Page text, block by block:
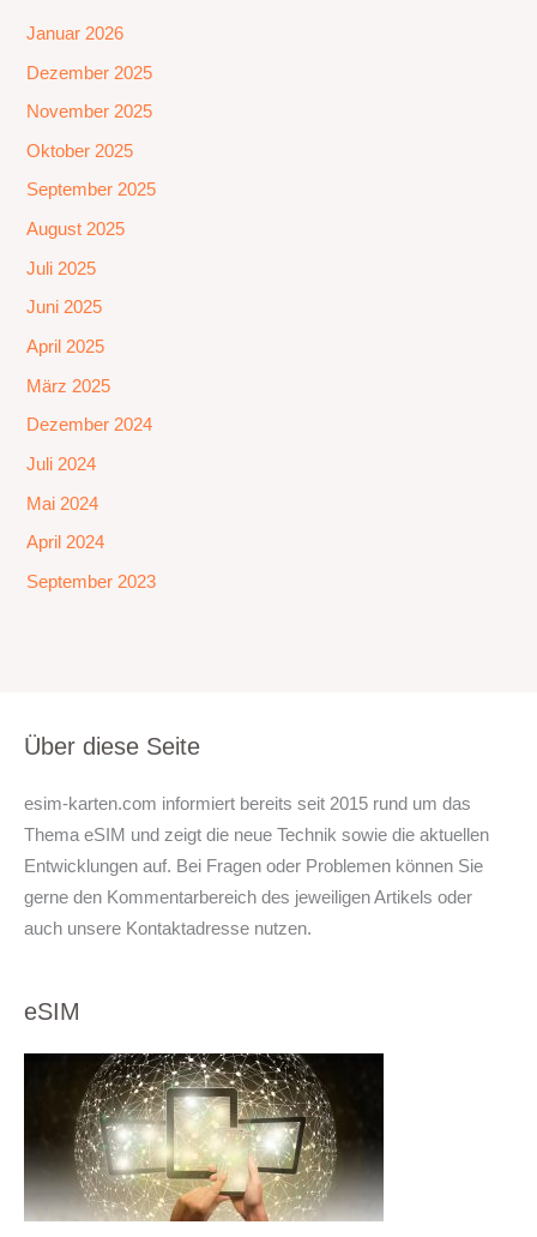
Januar 2026
Dezember 2025
November 2025
Oktober 2025
September 2025
August 2025
Juli 2025
Juni 2025
April 2025
März 2025
Dezember 2024
Juli 2024
Mai 2024
April 2024
September 2023
Über diese Seite
esim-karten.com informiert bereits seit 2015 rund um das
Thema eSIM und zeigt die neue Technik sowie die aktuellen
Entwicklungen auf. Bei Fragen oder Problemen können Sie
gerne den Kommentarbereich des jeweiligen Artikels oder
auch unsere Kontaktadresse nutzen.
eSIM